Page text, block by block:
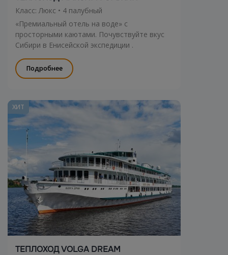
Класс: Люкс • 4 палубный
«Премиальный отель на воде» с
просторными каютами. Почувствуйте вкус
Сибири в Енисейской экспедиции .
Подробнее
ХИТ
ТЕПЛОХОД VOLGA DREAM